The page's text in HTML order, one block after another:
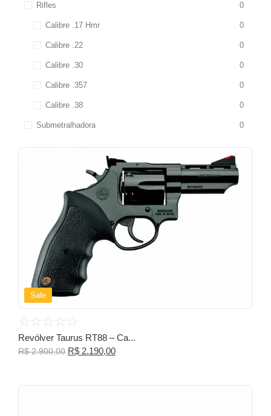
Rifles 0
Calibre .17 Hmr 0
Calibre .22 0
Calibre .30 0
Calibre .357 0
Calibre .38 0
Submetralhadora 0
Sale
☆ ☆ ☆ ☆ ☆
Revólver Taurus RT88 – Ca...
R$2.900,00 R$ 2.190,00